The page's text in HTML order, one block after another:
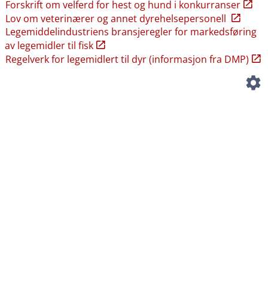
Forskrift om velferd for hest og hund i konkurranser
Lov om veterinærer og annet dyrehelsepersonell
Legemiddelindustriens bransjeregler for markedsføring
av legemidler til fisk
Regelverk for legemidlert til dyr (informasjon fra DMP)